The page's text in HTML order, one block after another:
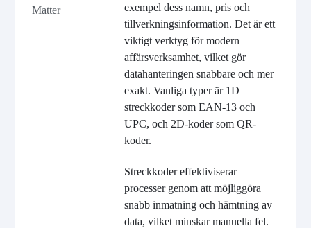
Matter
exempel dess namn, pris och
tillverkningsinformation. Det är ett
viktigt verktyg för modern
affärsverksamhet, vilket gör
datahanteringen snabbare och mer
exakt. Vanliga typer är 1D
streckkoder som EAN-13 och
UPC, och 2D-koder som QR-
koder.
Streckkoder effektiviserar
processer genom att möjliggöra
snabb inmatning och hämtning av
data, vilket minskar manuella fel.